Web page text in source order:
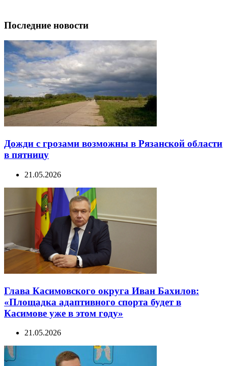
Последние новости
Дожди с грозами возможны в Рязанской области
в пятницу
21.05.2026
Глава Касимовского округа Иван Бахилов:
«Площадка адаптивного спорта будет в
Касимове уже в этом году»
21.05.2026